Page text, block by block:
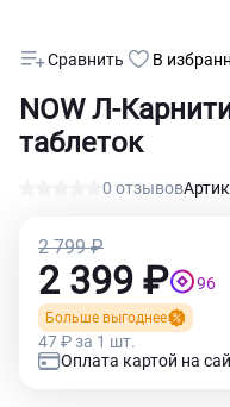
NOW Л-
таблеток
0 отзывов
Сравнить В
2 799 ₽
2 399 ₽ 96
Больше выгоднее
47 ₽ за 1 шт.
Оплата картой на